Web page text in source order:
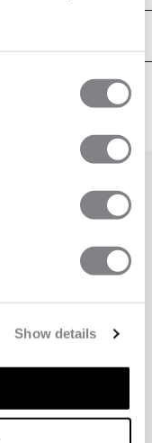
Show details